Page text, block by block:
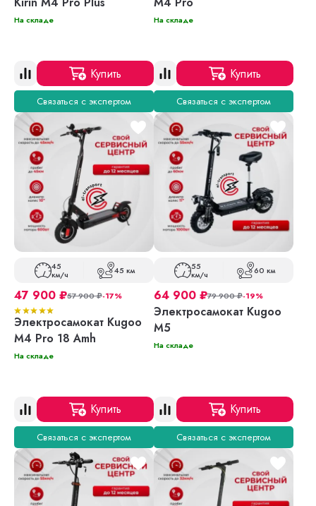
На складе
Купить
Связаться с экспертом
На складе
Купить
Связаться с экспертом
45
км/ч 45 км
47 900 ₽57 900₽-17%
Электросамокат Kugoo
M4 Pro 18 Amh
На складе
Купить
Связаться с экспертом
55
км/ч 60 км
64 900 ₽79 900₽-19%
Электросамокат Kugoo
M5
На складе
Купить
Связаться с экспертом